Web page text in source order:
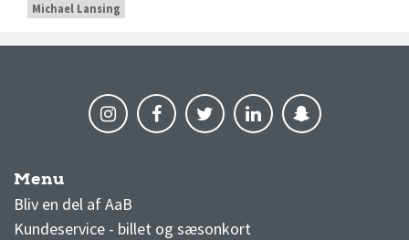
Michael Lansing
Menu
Bliv en del af AaB
Kundeservice - billet og sæsonkort